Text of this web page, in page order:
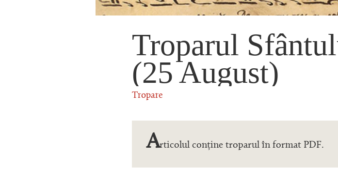
Troparul
(25 August)
Tropare
Articolul conține troparul în format PDF.